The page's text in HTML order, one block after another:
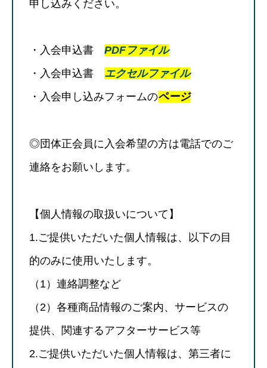
申し込みください。
・入会申込書 PDFファイル
・入会申込書 エクセルファイル
・入会申し込みフォームのページ
◎団体正会員に入会希望の方は電話でのご
連絡をお願いします。
【個人情報の取扱いについて】
1.ご提供いただいた個人情報は、以下の目
的のみに使用いたします。
（1）連絡調整など
（2）各種商品情報のご案内、サービスの
提供、関連するアフターサービス等
2.ご提供いただいた個人情報は、第三者に